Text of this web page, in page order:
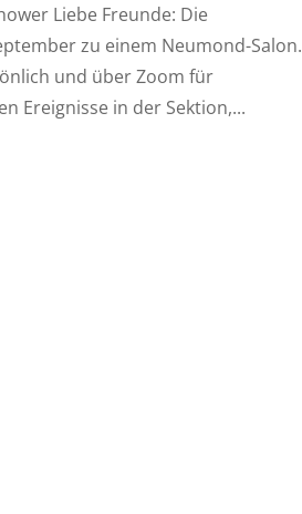
Liebe Freunde: Die
zu einem Neumond-Salon.
und über Zoom für
Ereignisse in der Sektion,...